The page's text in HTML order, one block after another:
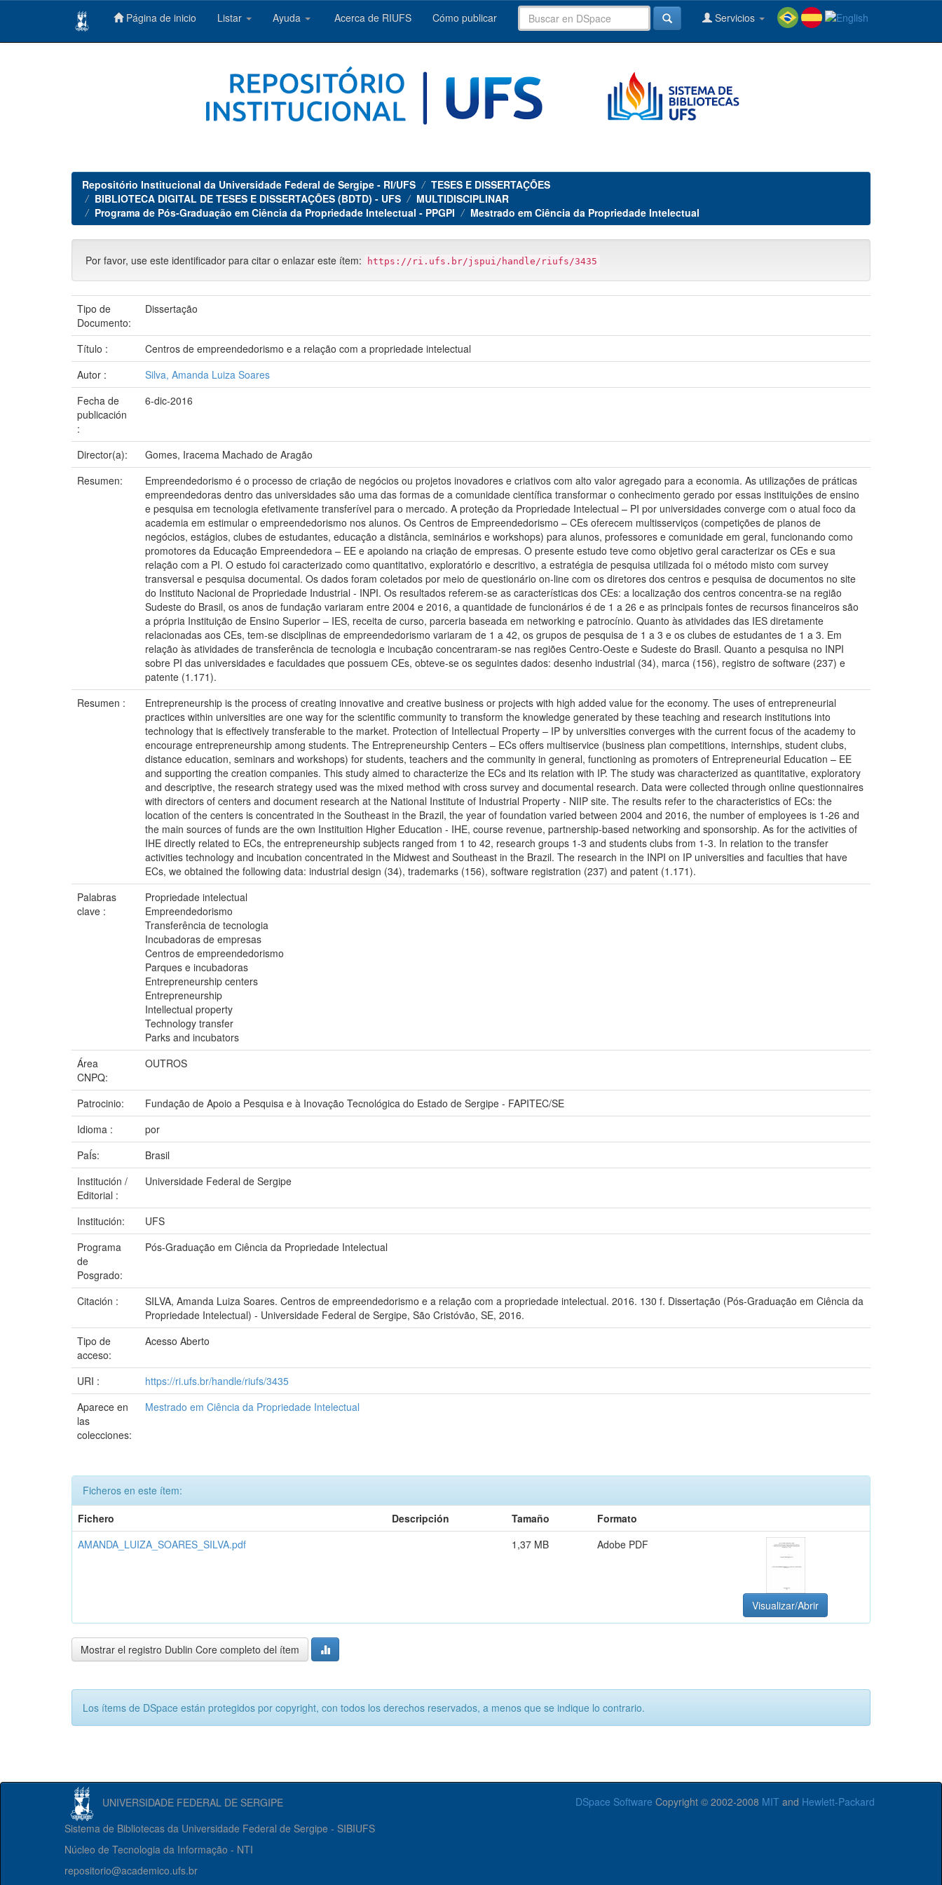
Página de inicio Listar Ayuda Acerca de RIUFS Cómo publicar Servicios
Repositório Institucional da Universidade Federal de Sergipe - RI/UFS
TESES E DISSERTAÇÕES
BIBLIOTECA DIGITAL DE TESES E DISSERTAÇÕES (BDTD) - UFS
MULTIDISCIPLINAR
Programa de Pós-Graduação em Ciência da Propriedade Intelectual - PPGPI
Mestrado em Ciência da Propriedade Intelectual
Por favor, use este identificador para citar o enlazar este ítem: https://ri.ufs.br/jspui/handle/riufs/3435
Tipo de
Documento:
Dissertação
Título :
Centros de empreendedorismo e a relação com a propriedade intelectual
Autor :
Silva, Amanda Luiza Soares
Fecha de
publicación
:
6-dic-2016
Director(a):
Gomes, Iracema Machado de Aragão
Resumen:
Empreendedorismo é o processo de criação de negócios ou projetos inovadores e criativos com alto valor agregado para a economia. As utilizações de práticas
empreendedoras dentro das universidades são uma das formas de a comunidade científica transformar o conhecimento gerado por essas instituições de ensino
e pesquisa em tecnologia efetivamente transferível para o mercado. A proteção da Propriedade Intelectual – PI por universidades converge com o atual foco da
academia em estimular o empreendedorismo nos alunos. Os Centros de Empreendedorismo – CEs oferecem multisserviços (competições de planos de
negócios, estágios, clubes de estudantes, educação a distância, seminários e workshops) para alunos, professores e comunidade em geral, funcionando como
promotores da Educação Empreendedora – EE e apoiando na criação de empresas. O presente estudo teve como objetivo geral caracterizar os CEs e sua
relação com a PI. O estudo foi caracterizado como quantitativo, exploratório e descritivo, a estratégia de pesquisa utilizada foi o método misto com survey
transversal e pesquisa documental. Os dados foram coletados por meio de questionário on-line com os diretores dos centros e pesquisa de documentos no site
do Instituto Nacional de Propriedade Industrial - INPI. Os resultados referem-se as características dos CEs: a localização dos centros concentra-se na região
Sudeste do Brasil, os anos de fundação variaram entre 2004 e 2016, a quantidade de funcionários é de 1 a 26 e as principais fontes de recursos financeiros são
a própria Instituição de Ensino Superior – IES, receita de curso, parceria baseada em networking e patrocínio. Quanto às atividades das IES diretamente
relacionadas aos CEs, tem-se disciplinas de empreendedorismo variaram de 1 a 42, os grupos de pesquisa de 1 a 3 e os clubes de estudantes de 1 a 3. Em
relação às atividades de transferência de tecnologia e incubação concentraram-se nas regiões Centro-Oeste e Sudeste do Brasil. Quanto a pesquisa no INPI
sobre PI das universidades e faculdades que possuem CEs, obteve-se os seguintes dados: desenho industrial (34), marca (156), registro de software (237) e
patente (1.171).
Resumen :
Entrepreneurship is the process of creating innovative and creative business or projects with high added value for the economy. The uses of entrepreneurial
practices within universities are one way for the scientific community to transform the knowledge generated by these teaching and research institutions into
technology that is effectively transferable to the market. Protection of Intellectual Property – IP by universities converges with the current focus of the academy to
encourage entrepreneurship among students. The Entrepreneurship Centers – ECs offers multiservice (business plan competitions, internships, student clubs,
distance education, seminars and workshops) for students, teachers and the community in general, functioning as promoters of Entrepreneurial Education – EE
and supporting the creation companies. This study aimed to characterize the ECs and its relation with IP. The study was characterized as quantitative, exploratory
and descriptive, the research strategy used was the mixed method with cross survey and documental research. Data were collected through online questionnaires
with directors of centers and document research at the National Institute of Industrial Property - NIIP site. The results refer to the characteristics of ECs: the
location of the centers is concentrated in the Southeast in the Brazil, the year of foundation varied between 2004 and 2016, the number of employees is 1-26 and
the main sources of funds are the own Instituition Higher Education - IHE, course revenue, partnership-based networking and sponsorship. As for the activities of
IHE directly related to ECs, the entrepreneurship subjects ranged from 1 to 42, research groups 1-3 and students clubs from 1-3. In relation to the transfer
activities technology and incubation concentrated in the Midwest and Southeast in the Brazil. The research in the INPI on IP universities and faculties that have
ECs, we obtained the following data: industrial design (34), trademarks (156), software registration (237) and patent (1.171).
Palabras
clave :
Propriedade intelectual
Empreendedorismo
Transferência de tecnologia
Incubadoras de empresas
Centros de empreendedorismo
Parques e incubadoras
Entrepreneurship centers
Entrepreneurship
Intellectual property
Technology transfer
Parks and incubators
Área
CNPQ:
OUTROS
Patrocinio:
Fundação de Apoio a Pesquisa e à Inovação Tecnológica do Estado de Sergipe - FAPITEC/SE
Idioma :
por
PaÍs:
Brasil
Institución /
Editorial :
Universidade Federal de Sergipe
Institución:
UFS
Programa
de
Posgrado:
Pós-Graduação em Ciência da Propriedade Intelectual
Citación :
SILVA, Amanda Luiza Soares. Centros de empreendedorismo e a relação com a propriedade intelectual. 2016. 130 f. Dissertação (Pós-Graduação em Ciência da
Propriedade Intelectual) - Universidade Federal de Sergipe, São Cristóvão, SE, 2016.
Tipo de
acceso:
Acesso Aberto
URI :
https://ri.ufs.br/handle/riufs/3435
Aparece en
las
colecciones:
Mestrado em Ciência da Propriedade Intelectual
Ficheros en este ítem:
Fichero
Descripción Tamaño
Formato
AMANDA_LUIZA_SOARES_SILVA.pdf
1,37 MB Adobe PDF
Visualizar/Abrir
Mostrar el registro Dublin Core completo del ítem
Los ítems de DSpace están protegidos por copyright, con todos los derechos reservados, a menos que se indique lo contrario.
UNIVERSIDADE FEDERAL DE SERGIPE DSpace Software Copyright © 2002-2008 MIT and Hewlett-Packard
Sistema de Bibliotecas da Universidade Federal de Sergipe - SIBIUFS
Núcleo de Tecnologia da Informação - NTI
repositorio@academico.ufs.br